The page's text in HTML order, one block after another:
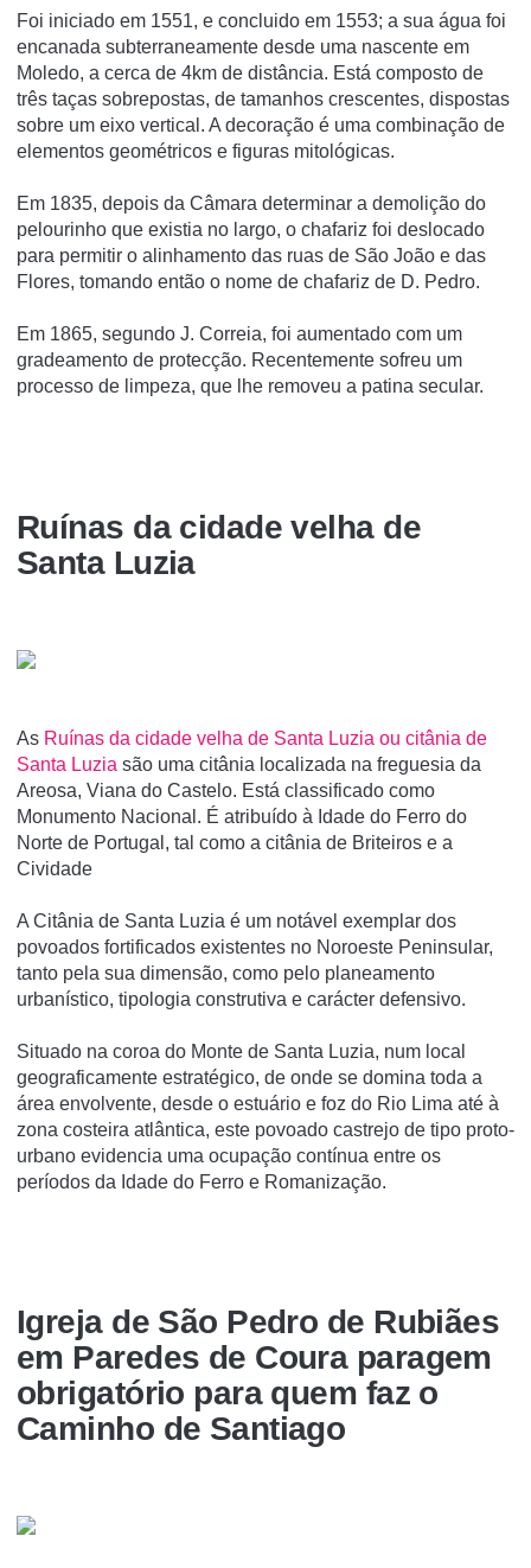
Foi iniciado em 1551, e concluido em 1553; a sua água foi
encanada subterraneamente desde uma nascente em
Moledo, a cerca de 4km de distância. Está composto de
três taças sobrepostas, de tamanhos crescentes, dispostas
sobre um eixo vertical. A decoração é uma combinação de
elementos geométricos e figuras mitológicas.
Em 1835, depois da Câmara determinar a demolição do
pelourinho que existia no largo, o chafariz foi deslocado
para permitir o alinhamento das ruas de São João e das
Flores, tomando então o nome de chafariz de D. Pedro.
Em 1865, segundo J. Correia, foi aumentado com um
gradeamento de protecção. Recentemente sofreu um
processo de limpeza, que lhe removeu a patina secular.
Ruí­nas da cidade velha de
Santa Luzia
As Ruí­nas da cidade velha de Santa Luzia ou citânia de
Santa Luzia são uma citânia localizada na freguesia da
Areosa, Viana do Castelo. Está classificado como
Monumento Nacional. É atribuí­do à Idade do Ferro do
Norte de Portugal, tal como a citânia de Briteiros e a
Cividade
A Citânia de Santa Luzia é um notável exemplar dos
povoados fortificados existentes no Noroeste Peninsular,
tanto pela sua dimensão, como pelo planeamento
urbanístico, tipologia construtiva e carácter defensivo.
Situado na coroa do Monte de Santa Luzia, num local
geograficamente estratégico, de onde se domina toda a
área envolvente, desde o estuário e foz do Rio Lima até à
zona costeira atlântica, este povoado castrejo de tipo proto-
urbano evidencia uma ocupação contínua entre os
períodos da Idade do Ferro e Romanização.
Igreja de São Pedro de Rubiães
em Paredes de Coura paragem
obrigatório para quem faz o
Caminho de Santiago